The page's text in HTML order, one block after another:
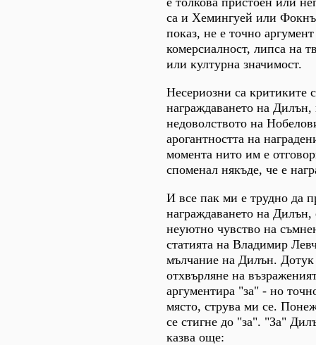
са и Хемингуей или
показ, не е точно
комерсиалност, липса на
или културна значимост.
Несериозни са критиките
награждаването на
недоволството на
арогантността на
момента нито им е
споменал някъде, че е
И все пак ми е трудно да
награждаването на Дилън,
неуютно чувство на
статията на Владимир
мълчание на Дилън. Дотук
отхвърляне на
аргументира "за" - но
място, струва ми се.
се стигне до "за". "За"
казва още: